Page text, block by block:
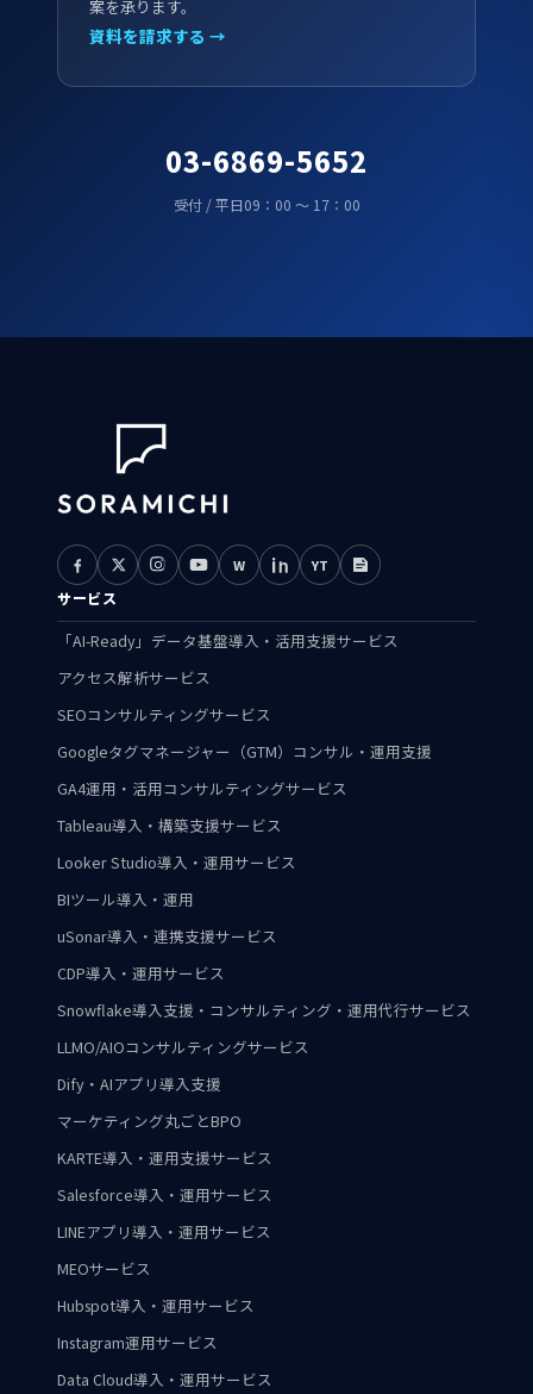
案を承ります。
資料を請求する →
03-6869-5652
受付 / 平日09：00 ～ 17：00
W YT
サービス
「AI-Ready」データ基盤導入・活用支援サービス
アクセス解析サービス
SEOコンサルティングサービス
Googleタグマネージャー（GTM）コンサル・運用支援
GA4運用・活用コンサルティングサービス
Tableau導入・構築支援サービス
Looker Studio導入・運用サービス
BIツール導入・運用
uSonar導入・連携支援サービス
CDP導入・運用サービス
Snowflake導入支援・コンサルティング・運用代行サービス
LLMO/AIOコンサルティングサービス
Dify・AIアプリ導入支援
マーケティング丸ごとBPO
KARTE導入・運用支援サービス
Salesforce導入・運用サービス
LINEアプリ導入・運用サービス
MEOサービス
Hubspot導入・運用サービス
Instagram運用サービス
Data Cloud導入・運用サービス